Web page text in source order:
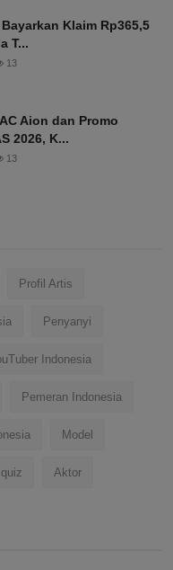
Klaim Rp365,5
T...
13
Aion dan Promo
2026, K...
13
Profil Artis
Penyanyi
Indonesia
Pemeran Indonesia
Model
quiz Aktor